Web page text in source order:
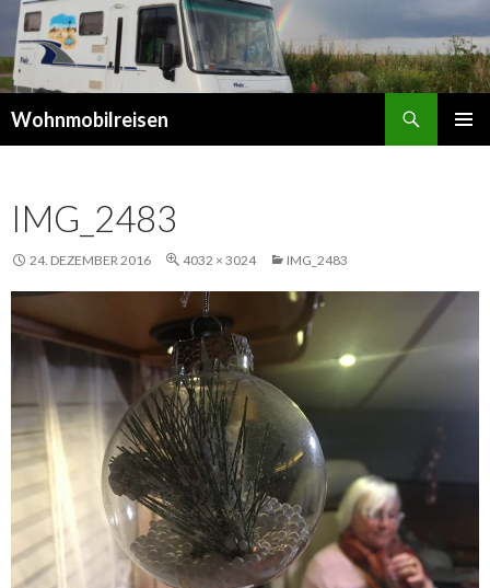
Wohnmobilreisen
IMG_2483
24. DEZEMBER 2016 4032 × 3024 IMG_2483